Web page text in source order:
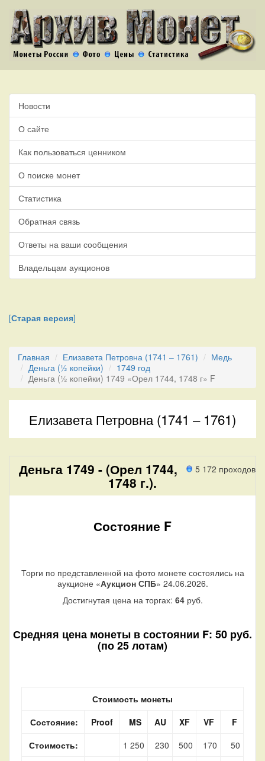
Новости
О сайте
Как пользоваться ценником
О поиске монет
Статистика
Обратная связь
Ответы на ваши сообщения
Владельцам аукционов
[Старая версия]
Главная Елизавета Петровна (1741 – 1761)
Медь
Деньга (½ копейки)
1749 год
Деньга (½ копейки) 1749 «Орел 1744, 1748 г» F
Елизавета Петровна (1741 – 1761)
5 172 проходов
Деньга 1749 - (Орел 1744,
1748 г.).
Состояние F
Торги по представленной на фото монете состоялись на
аукционе «Аукцион СПБ» 24.06.2026.
Достигнутая цена на торгах: 64руб.
Средняя цена монеты в состоянии F: 50 руб.
(по 25 лотам)
Стоимость монеты
Состояние:
Proof MS AU XF VF
F
Стоимость:
1 250 230 500 170
50